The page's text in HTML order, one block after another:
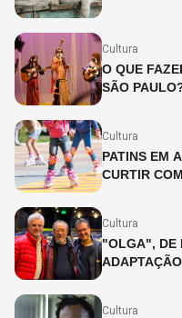
Cultura
O QUE
SÃO
Cultura
PATINS EM
CURTIR
Cultura
"OLGA", DE
Cultura